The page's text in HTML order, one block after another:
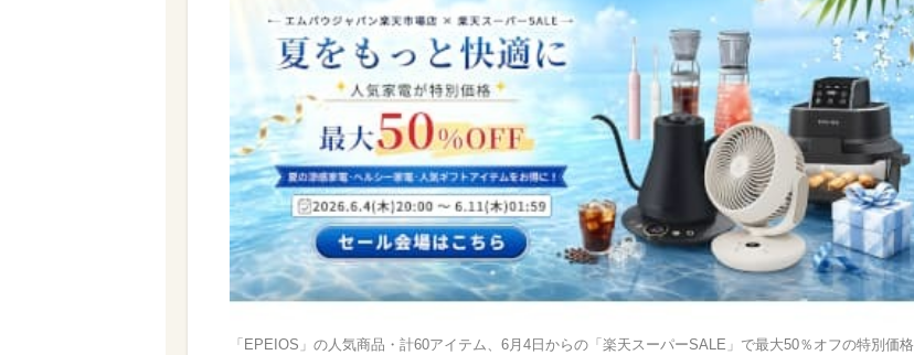
「EPEIOS」の人気商品・計60アイテム、6月4日からの「楽天スーパーSALE」で最大50％オフの特別価格